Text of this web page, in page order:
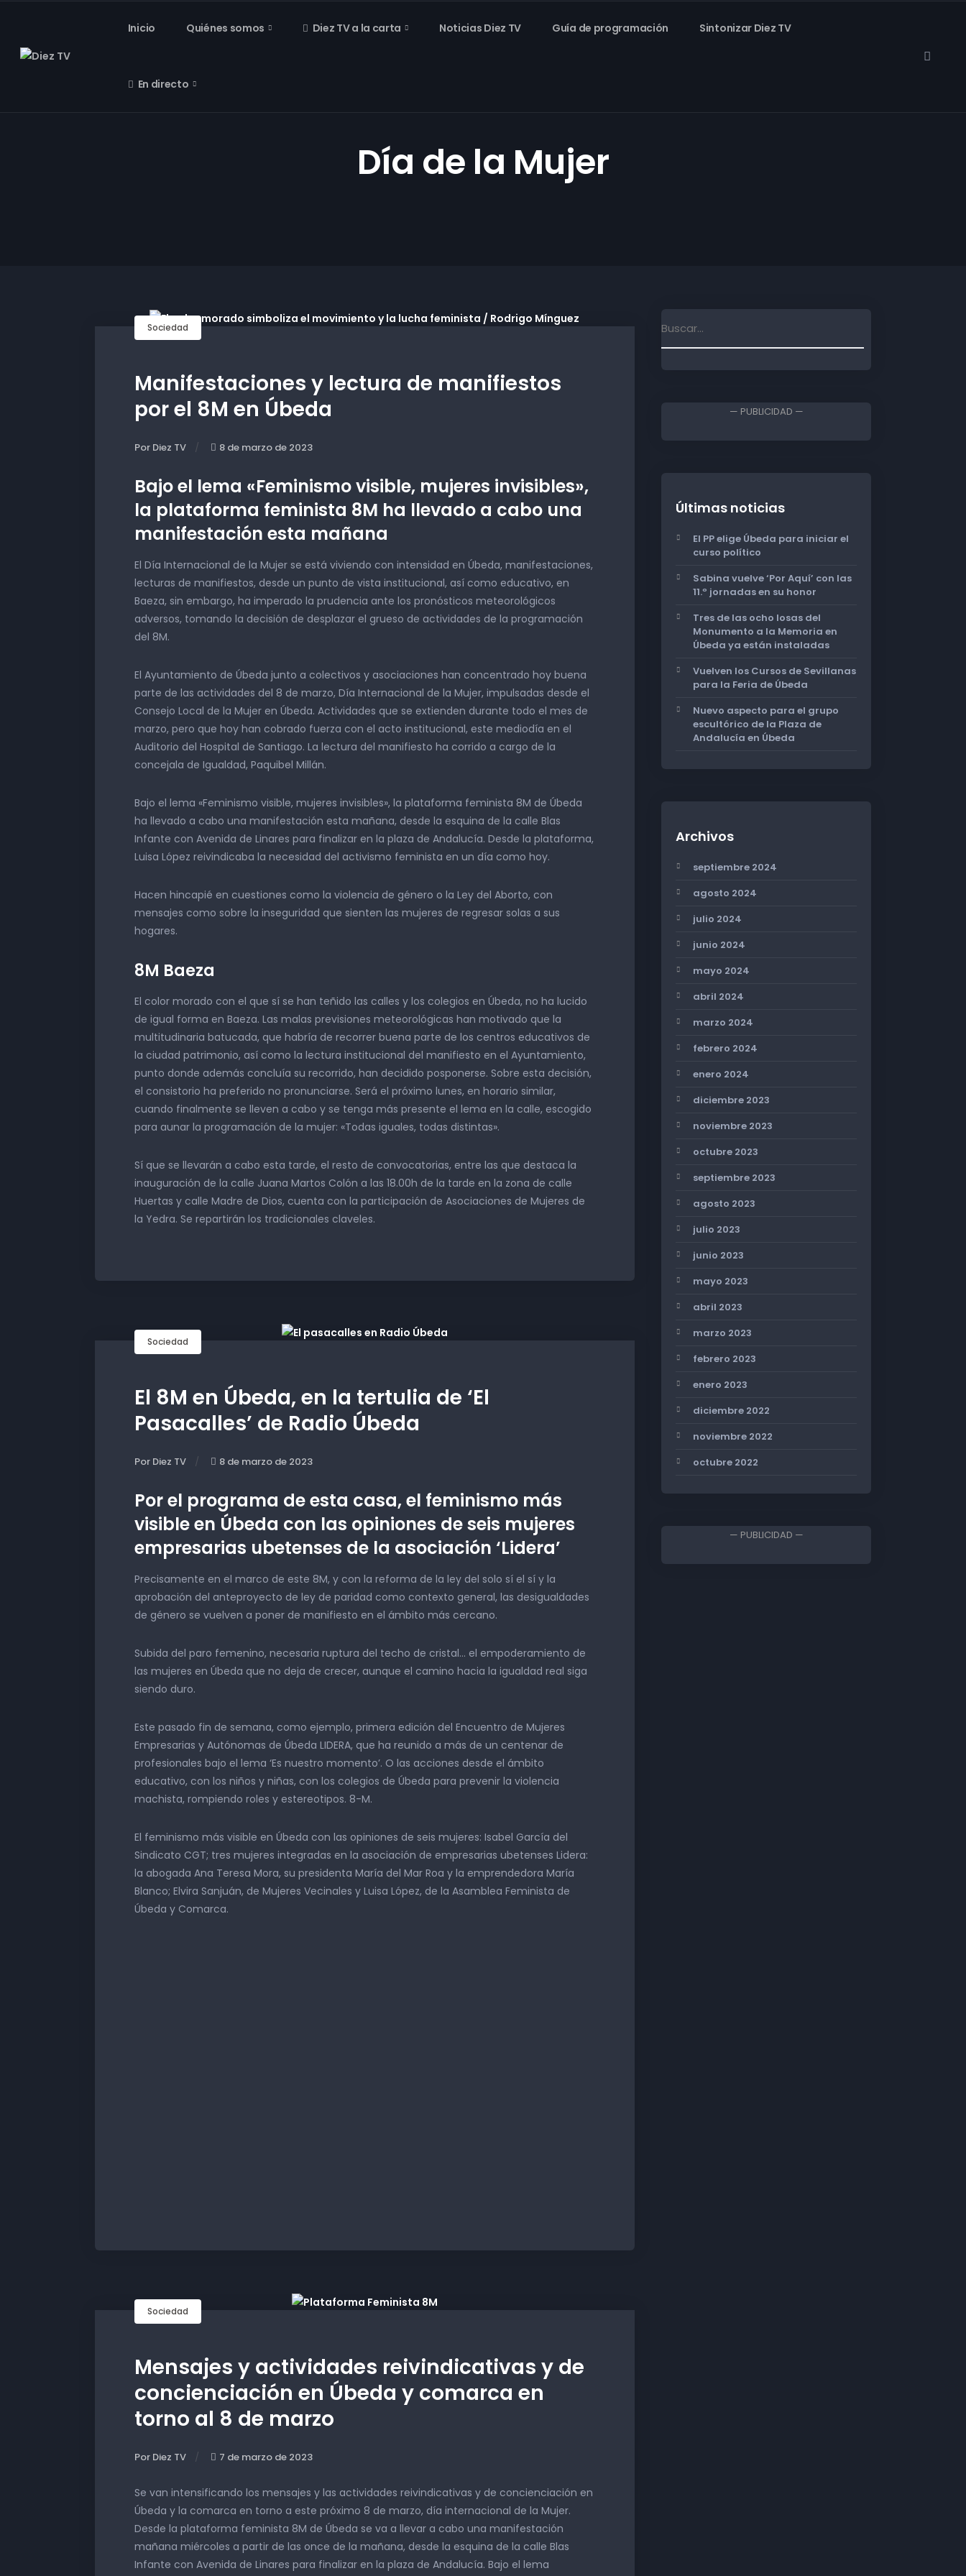
Inicio Quiénes somos Diez TV a la carta Noticias Diez TV Guía de programación Sintonizar Diez TV
En directo
Día de la Mujer
Sociedad
Manifestaciones y lectura de manifiestos
por el 8M en Úbeda
Por Diez TV 8 de marzo de 2023
Bajo el lema «Feminismo visible, mujeres invisibles»,
la plataforma feminista 8M ha llevado a cabo una
manifestación esta mañana
El Día Internacional de la Mujer se está viviendo con intensidad en Úbeda, manifestaciones,
lecturas de manifiestos, desde un punto de vista institucional, así como educativo, en
Baeza, sin embargo, ha imperado la prudencia ante los pronósticos meteorológicos
adversos, tomando la decisión de desplazar el grueso de actividades de la programación
del 8M.
El Ayuntamiento de Úbeda junto a colectivos y asociaciones han concentrado hoy buena
parte de las actividades del 8 de marzo, Día Internacional de la Mujer, impulsadas desde el
Consejo Local de la Mujer en Úbeda. Actividades que se extienden durante todo el mes de
marzo, pero que hoy han cobrado fuerza con el acto institucional, este mediodía en el
Auditorio del Hospital de Santiago. La lectura del manifiesto ha corrido a cargo de la
concejala de Igualdad, Paquibel Millán.
Bajo el lema «Feminismo visible, mujeres invisibles», la plataforma feminista 8M de Úbeda
ha llevado a cabo una manifestación esta mañana, desde la esquina de la calle Blas
Infante con Avenida de Linares para finalizar en la plaza de Andalucía. Desde la plataforma,
Luisa López reivindicaba la necesidad del activismo feminista en un día como hoy.
Hacen hincapié en cuestiones como la violencia de género o la Ley del Aborto, con
mensajes como sobre la inseguridad que sienten las mujeres de regresar solas a sus
hogares.
8M Baeza
El color morado con el que sí se han teñido las calles y los colegios en Úbeda, no ha lucido
de igual forma en Baeza. Las malas previsiones meteorológicas han motivado que la
multitudinaria batucada, que habría de recorrer buena parte de los centros educativos de
la ciudad patrimonio, así como la lectura institucional del manifiesto en el Ayuntamiento,
punto donde además concluía su recorrido, han decidido posponerse. Sobre esta decisión,
el consistorio ha preferido no pronunciarse. Será el próximo lunes, en horario similar,
cuando finalmente se lleven a cabo y se tenga más presente el lema en la calle, escogido
para aunar la programación de la mujer: «Todas iguales, todas distintas».
Sí que se llevarán a cabo esta tarde, el resto de convocatorias, entre las que destaca la
inauguración de la calle Juana Martos Colón a las 18.00h de la tarde en la zona de calle
Huertas y calle Madre de Dios, cuenta con la participación de Asociaciones de Mujeres de
la Yedra. Se repartirán los tradicionales claveles.
Sociedad
El 8M en Úbeda, en la tertulia de ‘El
Pasacalles’ de Radio Úbeda
Por Diez TV 8 de marzo de 2023
Por el programa de esta casa, el feminismo más
visible en Úbeda con las opiniones de seis mujeres
empresarias ubetenses de la asociación ‘Lidera’
Precisamente en el marco de este 8M, y con la reforma de la ley del solo sí el sí y la
aprobación del anteproyecto de ley de paridad como contexto general, las desigualdades
de género se vuelven a poner de manifiesto en el ámbito más cercano.
Subida del paro femenino, necesaria ruptura del techo de cristal… el empoderamiento de
las mujeres en Úbeda que no deja de crecer, aunque el camino hacia la igualdad real siga
siendo duro.
Este pasado fin de semana, como ejemplo, primera edición del Encuentro de Mujeres
Empresarias y Autónomas de Úbeda LIDERA, que ha reunido a más de un centenar de
profesionales bajo el lema ‘Es nuestro momento’. O las acciones desde el ámbito
educativo, con los niños y niñas, con los colegios de Úbeda para prevenir la violencia
machista, rompiendo roles y estereotipos. 8-M.
El feminismo más visible en Úbeda con las opiniones de seis mujeres: Isabel García del
Sindicato CGT; tres mujeres integradas en la asociación de empresarias ubetenses Lidera:
la abogada Ana Teresa Mora, su presidenta María del Mar Roa y la emprendedora María
Blanco; Elvira Sanjuán, de Mujeres Vecinales y Luisa López, de la Asamblea Feminista de
Úbeda y Comarca.
Sociedad
Mensajes y actividades reivindicativas y de
concienciación en Úbeda y comarca en
torno al 8 de marzo
Por Diez TV 7 de marzo de 2023
Se van intensificando los mensajes y las actividades reivindicativas y de concienciación en
Úbeda y la comarca en torno a este próximo 8 de marzo, día internacional de la Mujer.
Desde la plataforma feminista 8M de Úbeda se va a llevar a cabo una manifestación
mañana miércoles a partir de las once de la mañana, desde la esquina de la calle Blas
Infante con Avenida de Linares para finalizar en la plaza de Andalucía. Bajo el lema
— PUBLICIDAD —
Últimas noticias
El PP elige Úbeda para iniciar el
curso político
Sabina vuelve ‘Por Aquí’ con las
11.º jornadas en su honor
Tres de las ocho losas del
Monumento a la Memoria en
Úbeda ya están instaladas
Vuelven los Cursos de Sevillanas
para la Feria de Úbeda
Nuevo aspecto para el grupo
escultórico de la Plaza de
Andalucía en Úbeda
Archivos
septiembre 2024
agosto 2024
julio 2024
junio 2024
mayo 2024
abril 2024
marzo 2024
febrero 2024
enero 2024
diciembre 2023
noviembre 2023
octubre 2023
septiembre 2023
agosto 2023
julio 2023
junio 2023
mayo 2023
abril 2023
marzo 2023
febrero 2023
enero 2023
diciembre 2022
noviembre 2022
octubre 2022
— PUBLICIDAD —